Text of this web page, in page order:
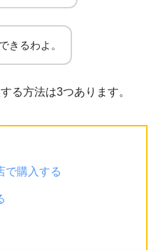
きるわよ。
る方法は3つあります。
で購入する